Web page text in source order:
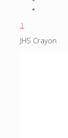
1
JHS Crayon